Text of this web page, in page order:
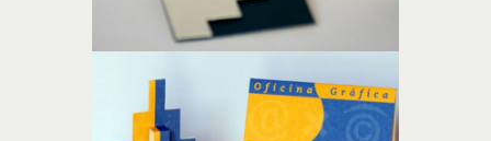
TARJETÓN ÁRBOL